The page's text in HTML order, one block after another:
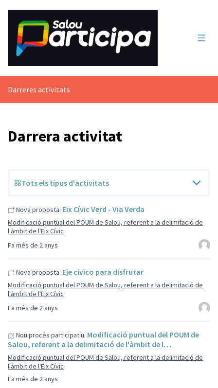
Darreres activitats
Darrera activitat
Tots els tipus d'activitats
Fa més de 2 anys
Nova proposta: Eix Cívic Verd - Via Verda
Modificació puntual del POUM de Salou, referent a la delimitació de
l'àmbit de l'Eix Cívic
Fa més de 2 anys
Nova proposta: Eje civico para disfrutar
Modificació puntual del POUM de Salou, referent a la delimitació de
l'àmbit de l'Eix Cívic
Fa més de 2 anys
Nou procés participatiu: Modificació puntual del POUM de
Salou, referent a la delimitació de l'àmbit de l…
Modificació puntual del POUM de Salou, referent a la delimitació de
l'àmbit de l'Eix Cívic